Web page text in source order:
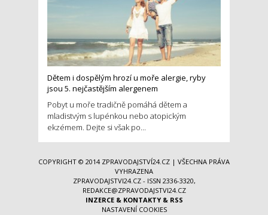
Dětem i dospělým hrozí u moře alergie, ryby
jsou 5. nejčastějším alergenem
Pobyt u moře tradičně pomáhá dětem a
mladistvým s lupénkou nebo atopickým
ekzémem. Dejte si však po...
COPYRIGHT © 2014 ZPRAVODAJSTVÍ24.CZ | VŠECHNA PRÁVA
VYHRAZENA
ZPRAVODAJSTVI24.CZ - ISSN 2336-3320,
REDAKCE@ZPRAVODAJSTVI24.CZ
INZERCE& KONTAKTY& RSS
NASTAVENÍ COOKIES